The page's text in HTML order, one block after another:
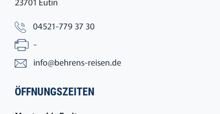
04521-779 37 30
-
info@behrens-reisen.de
ÖFFNUNGSZEITEN